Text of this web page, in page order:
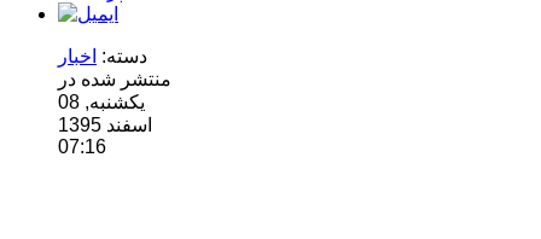
دسته: اخبار
منتشر شده در
یکشنبه, 08
اسفند 1395
07:16